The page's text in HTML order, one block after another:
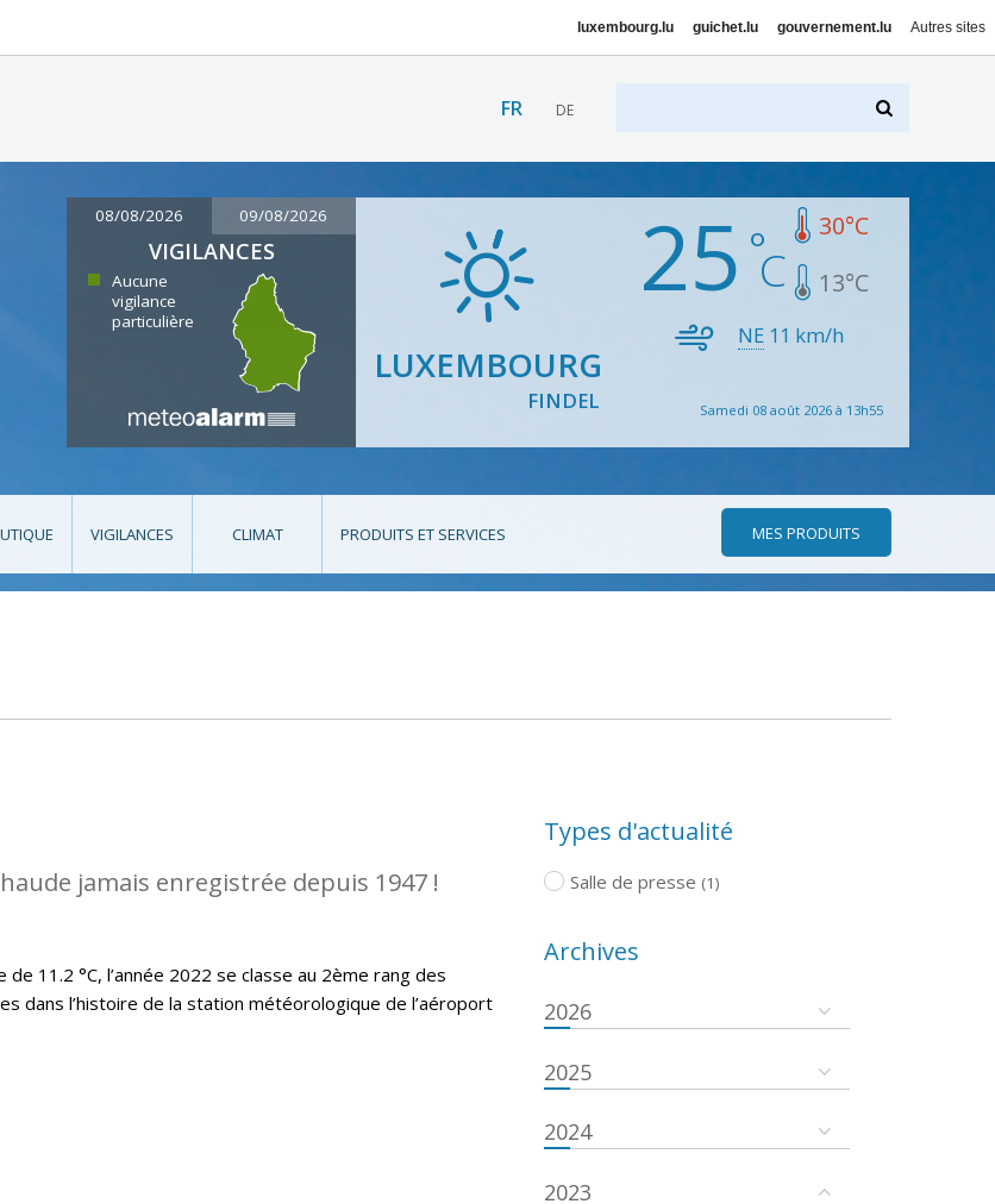
luxembourg.lu guichet.lu gouvernement.lu Autres sites
FR DE
08/08/2026 09/08/2026
VIGILANCES
Aucune
vigilance
particulière
LUXEMBOURG
FINDEL
25 30°C
13°C
NE 11 km/h
Samedi 08 août 2026 à 13h55
VIGILANCES CLIMAT PRODUITS ET SERVICES MES PRODUITS
jamais enregistrée depuis 1947 !
11.2 °C, l’année 2022 se classe au 2ème rang des
dans l’histoire de la station météorologique de l’aéroport
Types d'actualité
Salle de presse (1)
Archives
2026
2025
2024
2023